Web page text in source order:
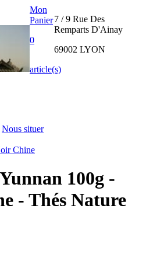
7 / 9 Rue Des
Remparts D'Ainay
69002 LYON
Mon
Panier
0
article(s)
Nous situer
Chine
100g -
- Thés Nature